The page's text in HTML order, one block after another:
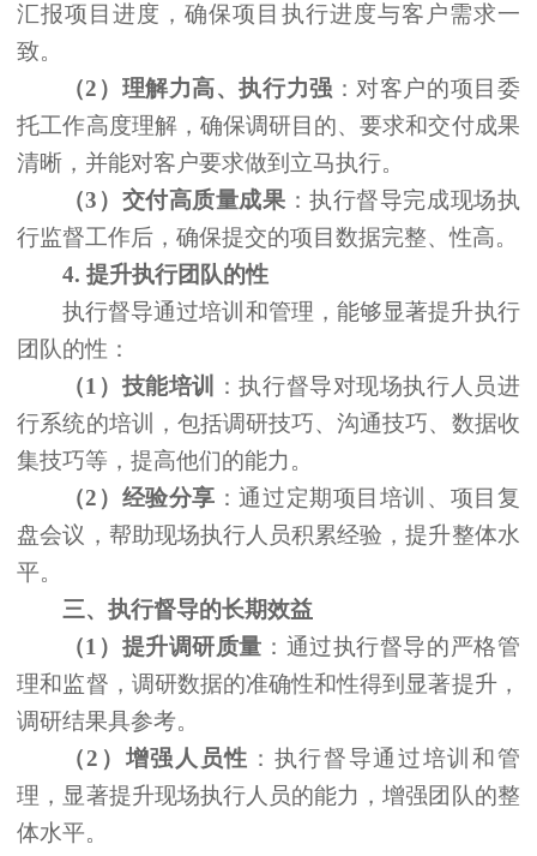
汇报项目进度，确保项目执行进度与客户需求一
致。
（2）理解力高、执行力强 ：对客户的项目委
托工作高度理解，确保调研目的、要求和交付成果
清晰，并能对客户要求做到立马执行。
（3）交付高质量成果 ：执行督导完成现场执
行监督工作后，确保提交的项目数据完整、性高。
4. 提升执行团队的性
执行督导通过培训和管理，能够显著提升执行
团队的性：
（1）技能培训
：执行督导对现场执行人员进
行系统的培训，包括调研技巧、沟通技巧、数据收
集技巧等，提高他们的能力。
（2）经验分享 ：通过定期项目培训、项目复
盘会议，帮助现场执行人员积累经验，提升整体水
平。
三、 执行督导的长期效益
（1）提升调研质量 ：通过执行督导的严格管
理和监督，调研数据的准确性和性得到显著提升，
调研结果具参考。
（2）增强人员性 ：执行督导通过培训和管
理，显著提升现场执行人员的能力，增强团队的整
体水平。